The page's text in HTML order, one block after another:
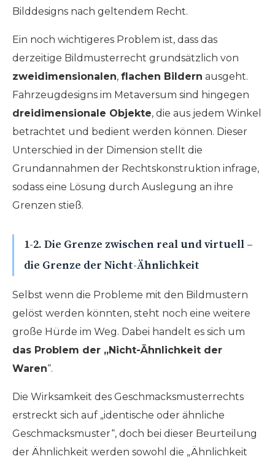
Bilddesigns nach geltendem Recht.
Ein noch wichtigeres Problem ist, dass das
derzeitige Bildmusterrecht grundsätzlich von
zweidimensionalen, flachen Bildern ausgeht.
Fahrzeugdesigns im Metaversum sind hingegen
dreidimensionale Objekte, die aus jedem Winkel
betrachtet und bedient werden können. Dieser
Unterschied in der Dimension stellt die
Grundannahmen der Rechtskonstruktion infrage,
sodass eine Lösung durch Auslegung an ihre
Grenzen stieß.
1-2. Die Grenze zwischen real und virtuell –
die Grenze der Nicht-Ähnlichkeit
Selbst wenn die Probleme mit den Bildmustern
gelöst werden könnten, steht noch eine weitere
große Hürde im Weg. Dabei handelt es sich um
das Problem der „Nicht-Ähnlichkeit der
Waren“.
Die Wirksamkeit des Geschmacksmusterrechts
erstreckt sich auf „identische oder ähnliche
Geschmacksmuster“, doch bei dieser Beurteilung
der Ähnlichkeit werden sowohl die „Ähnlichkeit